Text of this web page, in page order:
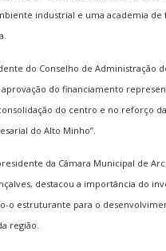
industrial e uma academia de
do Conselho de Administração
aprovação do financiamento
do centro e no reforço
do Alto Minho”.
da Câmara Municipal de
destacou a importância do
o estruturante para o
região.